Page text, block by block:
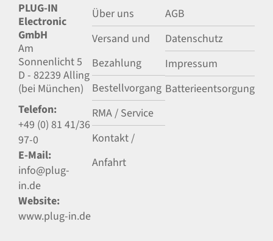
PLUG-IN
Electronic
GmbH
Am
Sonnenlicht 5
D - 82239 Alling
(bei München)
Telefon:
+49 (0) 81 41/36
97-0
E-Mail:
info@plug-
in.de
Website:
www.plug-in.de
Über uns
Versand und
Bezahlung
Bestellvorgang
RMA / Service
Kontakt /
Anfahrt
AGB
Datenschutz
Impressum
Batterieentsorgung